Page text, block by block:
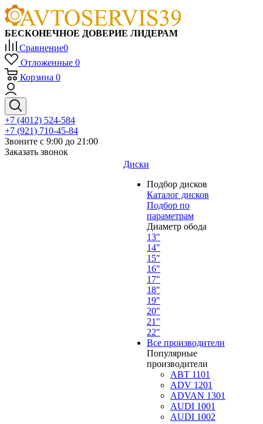
БЕСКОНЕЧНОЕ ДОВЕРИЕ ЛИДЕРАМ
Сравнение0
Отложенные 0
Корзина 0
+7 (4012) 524-584
+7 (921) 710-45-84
Звоните с 9:00 до 21:00
Заказать звонок
Диски
Подбор дисков
Каталог дисков
Подбор по
параметрам
Диаметр обода
13"
14"
15"
16"
17"
18"
19"
20"
21"
22"
Все производители
Популярные
производители
ABT 1101
ADV 1201
ADVAN 1301
AUDI 1001
AUDI 1002